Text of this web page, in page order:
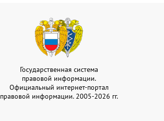
Государственная система
правовой информации.
Официальный интернет-портал
правовой информации. 2005-2026 гг.